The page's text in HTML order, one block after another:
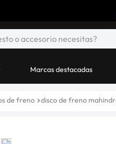
Marcas destacadas
de freno disco de freno